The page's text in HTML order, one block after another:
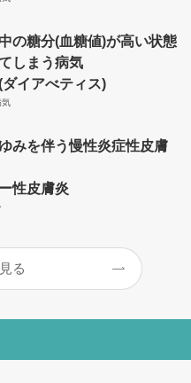
の糖分(血糖値)が高い状態
しまう病気
イアべティス)
気
みを伴う慢性炎症性皮膚
性皮膚炎
る